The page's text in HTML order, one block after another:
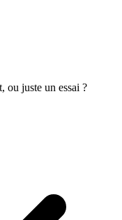
juste un essai ?